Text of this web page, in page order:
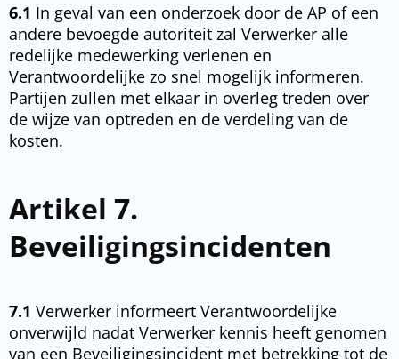
6.1 In geval van een onderzoek door de AP of een
andere bevoegde autoriteit zal Verwerker alle
redelijke medewerking verlenen en
Verantwoordelijke zo snel mogelijk informeren.
Partijen zullen met elkaar in overleg treden over
de wijze van optreden en de verdeling van de
kosten.
Artikel 7.
Beveiligingsincidenten
7.1 Verwerker informeert Verantwoordelijke
onverwijld nadat Verwerker kennis heeft genomen
van een Beveiligingsincident met betrekking tot de